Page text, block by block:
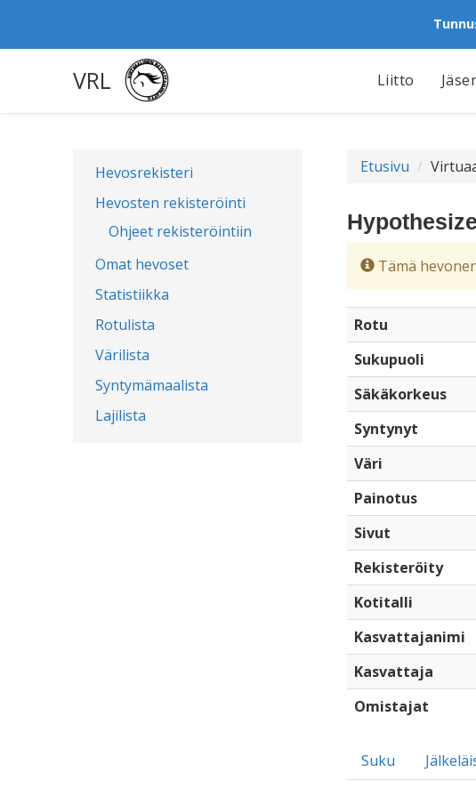
VRL Liitto
Hevosrekisteri
Hevosten rekisteröinti
Ohjeet rekisteröintiin
Omat hevoset
Statistiikka
Rotulista
Värilista
Syntymämaalista
Lajilista
Etusivu
Tämä
Rotu
Sukupuoli
Säkäkorkeus
Syntynyt
Väri
Painotus
Sivut
Rekisteröity
Kotitalli
Kasvattajanimi
Kasvattaja
Omistajat
Suku